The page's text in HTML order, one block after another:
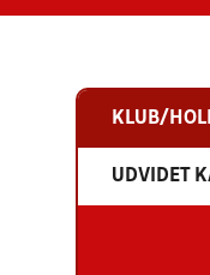
KLUB/
UDVIDET